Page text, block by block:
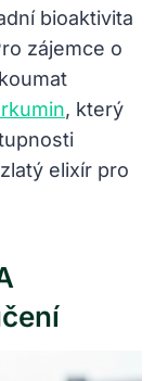
bioaktivita
zájemce o
, který
elixír pro